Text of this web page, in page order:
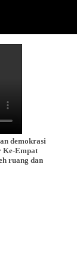
demokrasi
Ke-Empat
ruang dan